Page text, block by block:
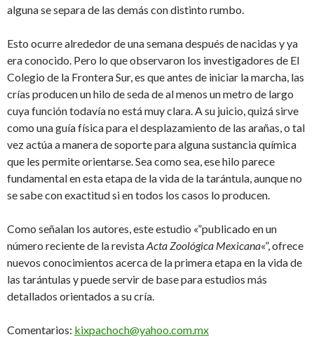
alguna se separa de las demás con distinto rumbo.
Esto ocurre alrededor de una semana después de nacidas y ya
era conocido. Pero lo que observaron los investigadores de El
Colegio de la Frontera Sur, es que antes de iniciar la marcha, las
crías producen un hilo de seda de al menos un metro de largo
cuya función todavía no está muy clara. A su juicio, quizá sirve
como una guía física para el desplazamiento de las arañas, o tal
vez actúa a manera de soporte para alguna sustancia química
que les permite orientarse. Sea como sea, ese hilo parece
fundamental en esta etapa de la vida de la tarántula, aunque no
se sabe con exactitud si en todos los casos lo producen.
Como señalan los autores, este estudio «”publicado en un
número reciente de la revistaActa Zoológica Mexicana«”, ofrece
nuevos conocimientos acerca de la primera etapa en la vida de
las tarántulas y puede servir de base para estudios más
detallados orientados a su cría.
Comentarios: kixpachoch@yahoo.com.mx